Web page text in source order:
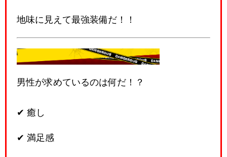
地味に見えて最強装備だ！！
🪖なぜ重要なのか理解せよ！
男性が求めているのは何だ！？
✔ 癒し
✔ 満足感